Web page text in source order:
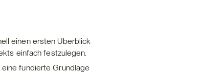
einen ersten Überblick
einfach festzulegen.
fundierte Grundlage